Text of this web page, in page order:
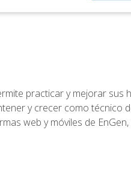
practicar y mejorar sus
y crecer como técnico
web y móviles de EnGen,